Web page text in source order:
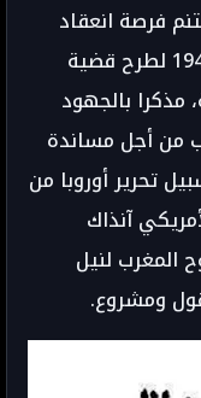
فرصة انعقاد
مؤتمر آنفا التاريخي في شهر يناير 1943 لطرح قضية
مذكرا بالجهود
من أجل مساندة
تحرير أوروبا من
آنذاك
المغرب لنيل
ومشروع.